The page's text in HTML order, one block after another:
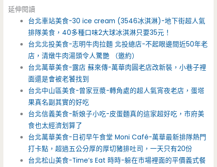
延伸閱讀
台北車站美食-30 ice cream (3546冰淇淋)-地下街超人氣
排隊美食，40多種口味2大球冰淇淋只要35元！
台北北投美食-志明牛肉拉麵 北投總店-不起眼邊間近50年老
店，清燉牛肉湯頭令人驚艷 （邀約）
台北萬華美食-露店 蘇來傳-萬華肉圓老店改新裝，小巷子裡
面還是會被老饕找到
台北中山區美食-曾家豆漿-轉角處的超人氣宵夜老店，蛋塔
果真名副其實的好吃
台北信義美食-新娘子小吃-皮蛋麵真的這家超好吃，市府美
食也太經濟划算了
台北萬華美食-日初早午食堂 Moni Café-萬華最新排隊熱門
打卡點，超過五公分厚的厚切豬排吐司，一天只有20份
台北松山美食-Time’s Eat 時時-躲在市場裡面的平價義式餐